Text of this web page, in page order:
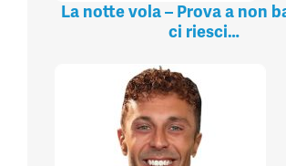
La notte vola – Prova a non
ci riesci…